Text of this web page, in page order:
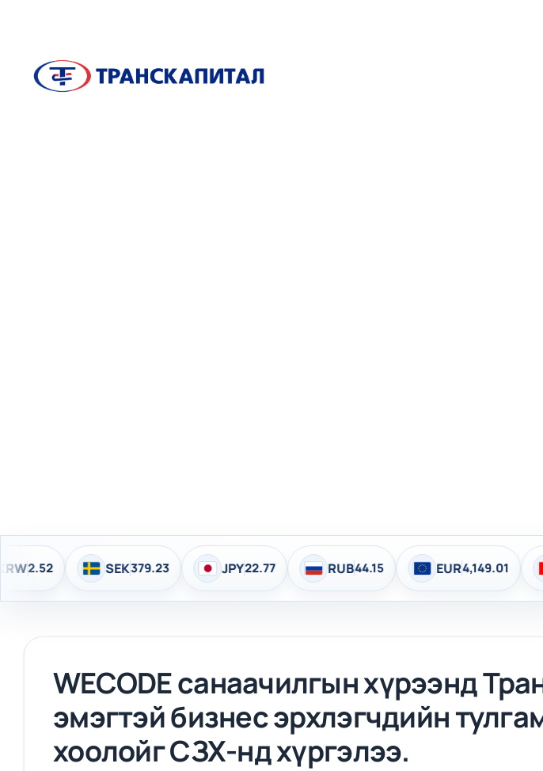
SEK379.23 JPY22.77 RUB44.15 EUR4,149.01 CHF
WECODE санаачилгын хүрээнд
эмэгтэй бизнес эрхлэгчдийн
хоолойг СЗХ-нд хүргэлээ.